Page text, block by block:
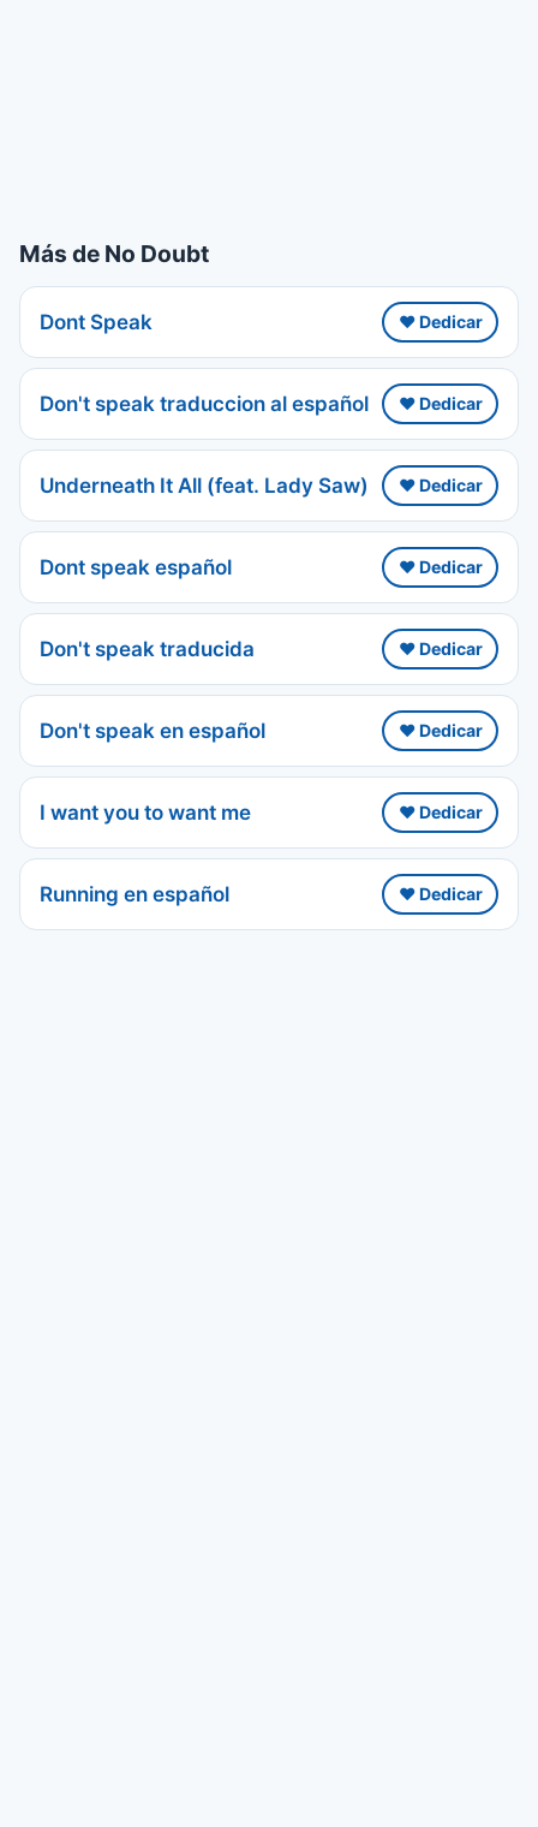
Más de No Doubt
Dont Speak ❤️ Dedicar
Don't speak traduccion al español ❤️ Dedicar
Underneath It All (feat. Lady Saw) ❤️ Dedicar
Dont speak español ❤️ Dedicar
Don't speak traducida ❤️ Dedicar
Don't speak en español ❤️ Dedicar
I want you to want me ❤️ Dedicar
Running en español ❤️ Dedicar